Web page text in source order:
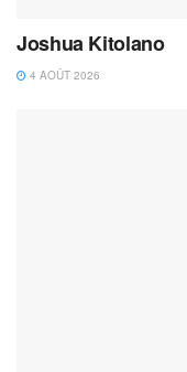
Joshua Kitolano
4 AOÛT 2026